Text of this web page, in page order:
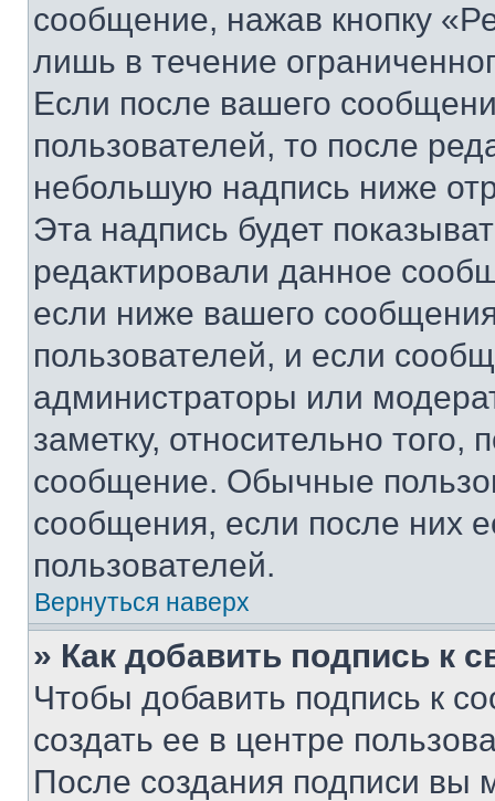
сообщение, нажав кнопку
лишь в течение
Если после вашего
пользователей, то после
небольшую надпись ниже
Эта надпись будет
редактировали данное
если ниже вашего
пользователей, и если
администраторы или
заметку, относительно
сообщение. Обычные
сообщения, если после них
пользователей.
Вернуться наверх
» Как добавить подпись к
Чтобы добавить подпись к
создать ее в центре
После создания подписи вы